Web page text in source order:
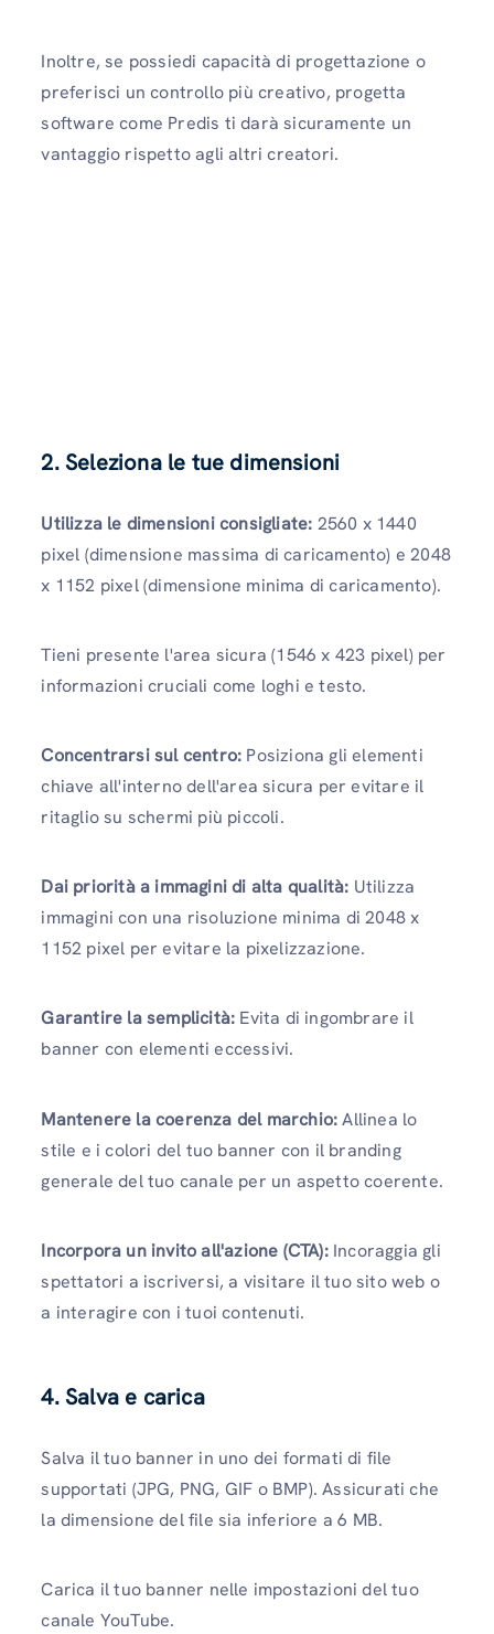
Inoltre, se possiedi capacità di progettazione o
preferisci un controllo più creativo, progetta
software come Predis ti darà sicuramente un
vantaggio rispetto agli altri creatori.
2. Seleziona le tue dimensioni
Utilizza le dimensioni consigliate: 2560 x 1440
pixel (dimensione massima di caricamento) e 2048
x 1152 pixel (dimensione minima di caricamento).
Tieni presente l'area sicura (1546 x 423 pixel) per
informazioni cruciali come loghi e testo.
Concentrarsi sul centro: Posiziona gli elementi
chiave all'interno dell'area sicura per evitare il
ritaglio su schermi più piccoli.
Dai priorità a immagini di alta qualità: Utilizza
immagini con una risoluzione minima di 2048 x
1152 pixel per evitare la pixelizzazione.
Garantire la semplicità: Evita di ingombrare il
banner con elementi eccessivi.
Mantenere la coerenza del marchio:Allinea lo
stile e i colori del tuo banner con il branding
generale del tuo canale per un aspetto coerente.
Incorpora un invito all'azione (CTA):Incoraggia gli
spettatori a iscriversi, a visitare il tuo sito web o
a interagire con i tuoi contenuti.
4. Salva e carica
Salva il tuo banner in uno dei formati di file
supportati (JPG, PNG, GIF o BMP). Assicurati che
la dimensione del file sia inferiore a 6 MB.
Carica il tuo banner nelle impostazioni del tuo
canale YouTube.